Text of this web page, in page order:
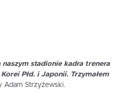
naszym stadionie kadra trenera
Płd. i Japonii. Trzymałem
Adam Strzyżewski.